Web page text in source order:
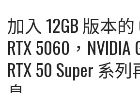
加入 12GB 版本的
RTX 5060，NVIDIA
RTX 50 Super 系